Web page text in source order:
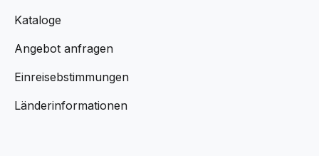
Kataloge
Angebot anfragen
Einreisebstimmungen
Länderinformationen